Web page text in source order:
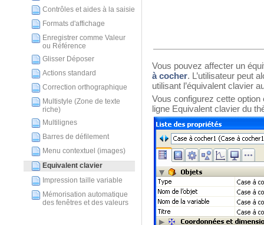
Contrôles et aides à la saisie
Formats d'affichage
Enregistrer comme Valeur
ou Référence
Glisser Déposer
Actions standard
Correction orthographique
Multistyle (Zone de texte
riche)
Multilignes
Barres de défilement
Menu contextuel (images)
Equivalent clavier
Impression taille variable
Mémorisation automatique
des fenêtres et des valeurs
Vous pouvez affecter un
à cocher. L’utilisateur peut
utilisant l’équivalent clavier
Vous configurez cette
ligne Equivalent clavier du